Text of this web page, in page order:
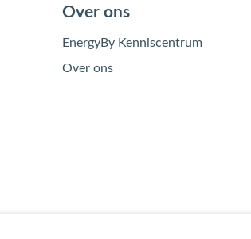
Over ons
EnergyBy Kenniscentrum
Over ons